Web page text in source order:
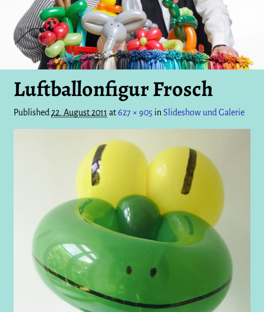
Luftballonfigur Frosch
Published22. August 2011 at627 × 905 inSlideshow und Galerie